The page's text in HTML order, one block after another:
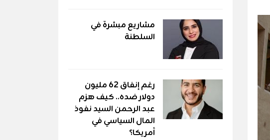
مشاريع مبشرة في
السلطنة
رغم إنفاق 62 مليون
دولار ضده.. كيف هزم
عبد الرحمن السيد نفوذ
المال السياسي في
أمريكا؟